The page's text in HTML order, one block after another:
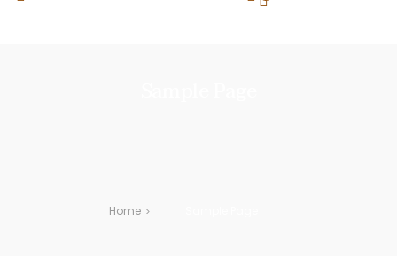
SOPRA 100€ DI SPESA | PAGA IN 3 RATE
Home >